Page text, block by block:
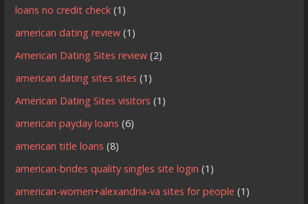
loans no credit check (1)
american dating review (1)
American Dating Sites review (2)
american dating sites sites (1)
American Dating Sites visitors (1)
american payday loans (6)
american title loans (8)
american-brides quality singles site login (1)
american-women+alexandria-va sites for people (1)